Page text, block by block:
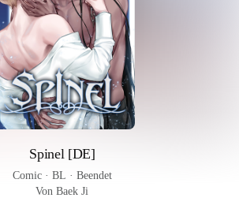
Spinel [DE]
Comic · BL · Beendet
Von Baek Ji